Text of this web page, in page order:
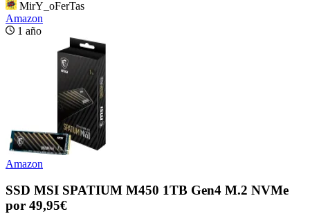
MirY_oFerTas
Amazon
1 año
Amazon
SSD MSI SPATIUM M450 1TB Gen4 M.2 NVMe
por 49,95€